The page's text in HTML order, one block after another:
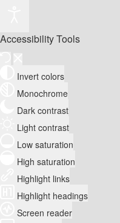
Accessibility Tools
Invert colors
Monochrome
Dark contrast
Light contrast
Low saturation
High saturation
Highlight links
Highlight headings
Screen reader